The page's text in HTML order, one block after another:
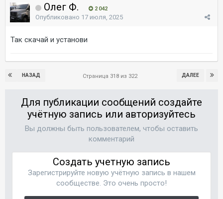
Олег Ф. 2 042
Опубликовано 17 июля, 2025
Так скачай и установи
НАЗАД ДАЛЕЕ
Страница 318 из 322
Для публикации сообщений создайте
учётную запись или авторизуйтесь
Вы должны быть пользователем, чтобы оставить
комментарий
Создать учетную запись
Зарегистрируйте новую учётную запись в нашем
сообществе. Это очень просто!